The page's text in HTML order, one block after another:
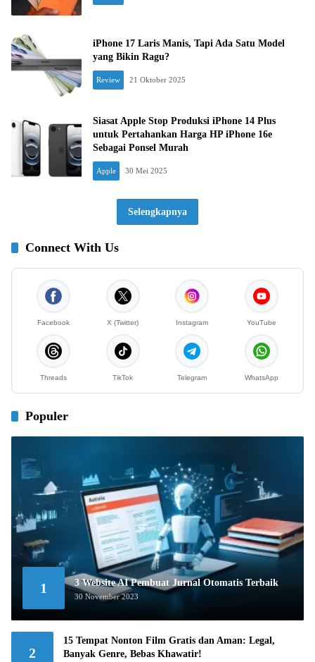
iPhone 17 Laris Manis, Tapi Ada Satu Model
yang Bikin Ragu?
Review 21 Oktober 2025
Siasat Apple Stop Produksi iPhone 14 Plus
untuk Pertahankan Harga HP iPhone 16e
Sebagai Ponsel Murah
Apple 30 Mei 2025
Selengkapnya
Connect With Us
Facebook X (Twitter) Instagram YouTube
Threads TikTok Telegram WhatsApp
Populer
1 3 Website AI Pembuat Jurnal Otomatis Terbaik
30 November 2023
2
15 Tempat Nonton Film Gratis dan Aman: Legal,
Banyak Genre, Bebas Khawatir!